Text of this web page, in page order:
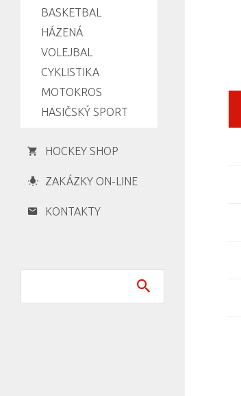
BASKETBAL
HÁZENÁ
VOLEJBAL
CYKLISTIKA
MOTOKROS
HASIČSKÝ SPORT
HOCKEY SHOP
ZAKÁZKY ON-LINE
KONTAKTY